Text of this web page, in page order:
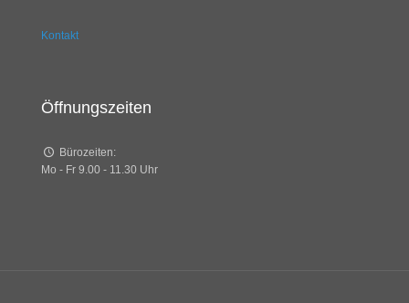
Kontakt
Öffnungszeiten
Bürozeiten:
Mo - Fr 9.00 - 11.30 Uhr